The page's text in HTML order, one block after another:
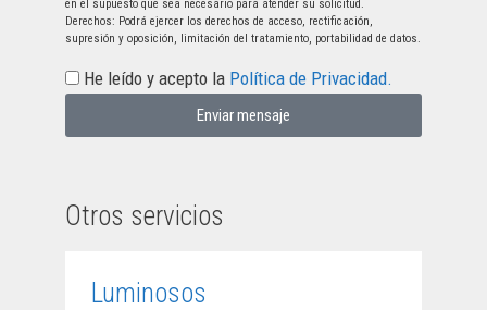
en el supuesto que sea necesario para atender su solicitud.
Derechos: Podrá ejercer los derechos de acceso, rectificación,
supresión y oposición, limitación del tratamiento, portabilidad de datos.
He leído y acepto la Política de Privacidad.
Enviar mensaje
Otros servicios
Luminosos